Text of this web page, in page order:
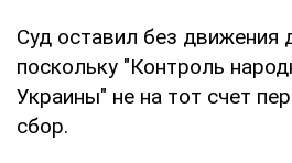
Суд оставил без движения
поскольку "Контроль
Украины" не на тот счет
сбор.